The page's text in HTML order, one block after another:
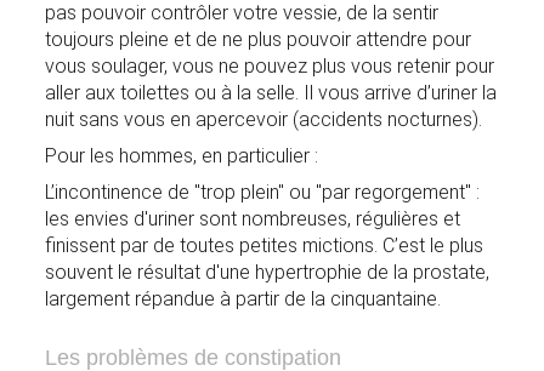
pas pouvoir contrôler votre vessie, de la sentir
toujours pleine et de ne plus pouvoir attendre pour
vous soulager, vous ne pouvez plus vous retenir pour
aller aux toilettes ou à la selle. Il vous arrive d’uriner la
nuit sans vous en apercevoir (accidents nocturnes).
Pour les hommes, en particulier :
L’incontinence de "trop plein" ou "par regorgement" :
les envies d'uriner sont nombreuses, régulières et
finissent par de toutes petites mictions. C’est le plus
souvent le résultat d'une hypertrophie de la prostate,
largement répandue à partir de la cinquantaine.
Les problèmes de constipation